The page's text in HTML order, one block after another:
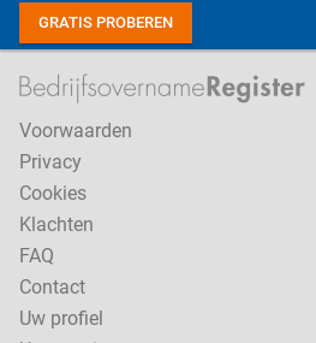
GRATIS PROBEREN
Voorwaarden
Privacy
Cookies
Klachten
FAQ
Contact
Uw profiel